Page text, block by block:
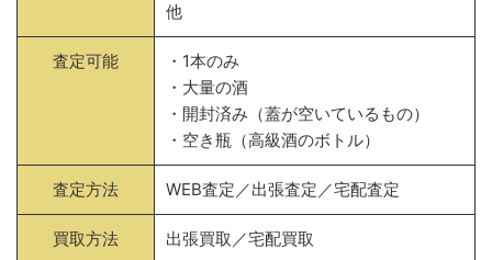
他
査定可能
・1本のみ
・大量の酒
・開封済み（蓋が空いているもの）
・空き瓶（高級酒のボトル）
査定方法 WEB査定／出張査定／宅配査定
買取方法 出張買取／宅配買取